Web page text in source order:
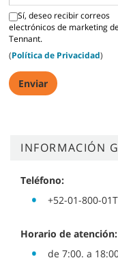
Sí, deseo recibir correos
electrónicos de marketing
Tennant.
(Política de Privacidad)
INFORMACIÓN
Teléfono:
+52-01-800-
Horario de atención:
de 7:00. a